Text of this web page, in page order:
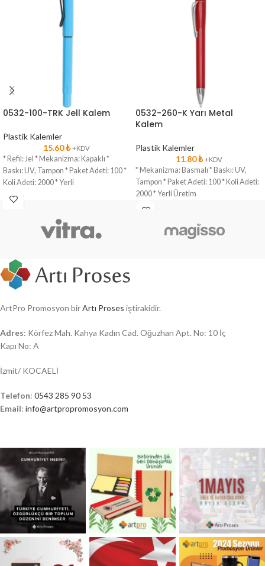
0532-100-TRK Jell Kalem
Plastik Kalemler
15.60₺ +KDV
* Refil: Jel * Mekanizma: Kapaklı *
Baskı: UV, Tampon * Paket Adeti: 100 *
Koli Adeti: 2000 * Yerli
0532-260-K Yarı Metal
Kalem
Plastik Kalemler
11.80₺ +KDV
* Mekanizma: Basmalı * Baskı: UV,
Tampon * Paket Adeti: 100 * Koli Adeti:
2000 * Yerli Üretim
ArtPro Promosyon birArtı Proses iştirakidir.
Adres: Körfez Mah. Kahya Kadın Cad. Oğuzhan Apt. No: 10 İç
Kapı No: A
İzmit/ KOCAELİ
Telefon: 0543 285 90 53
Email: info@artpropromosyon.com